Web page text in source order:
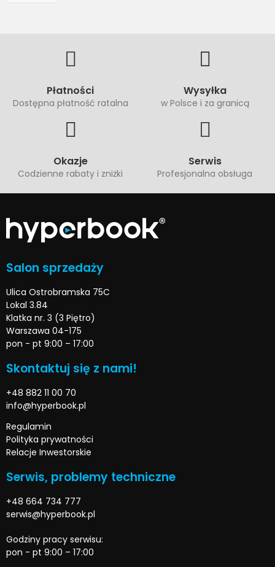
Płatności
Dostępna płatność ratalna
Wysyłka
w Polsce i za granicą
Okazje
Codzienne rabaty i zniżki
Serwis
Profesjonalna obsługa
Salon sprzedaży
Ulica Ostrobramska 75C
Lokal 3.84
Klatka nr. 3 (3 Piętro)
Warszawa 04-175
pon - pt 9:00 – 17:00
Skontaktuj się z nami!
+48 882 11 00 70
info@hyperbook.pl
Regulamin
Polityka prywatności
Relacje Inwestorskie
Serwis, problemy techniczne
+48 664 734 777
serwis@hyperbook.pl
Godziny pracy serwisu:
pon - pt 9:00 – 17:00